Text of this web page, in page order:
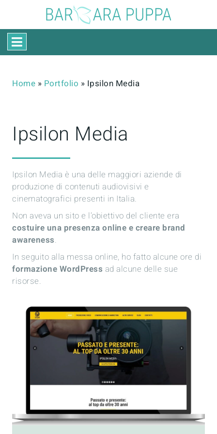
Home » Portfolio » Ipsilon Media
Ipsilon Media
Ipsilon Media è una delle maggiori aziende di
produzione di contenuti audiovisivi e
cinematografici presenti in Italia.
Non aveva un sito e l’obiettivo del cliente era
costuire una presenza online e creare brand
awareness.
In seguito alla messa online, ho fatto alcune ore di
formazione WordPress ad alcune delle sue
risorse.